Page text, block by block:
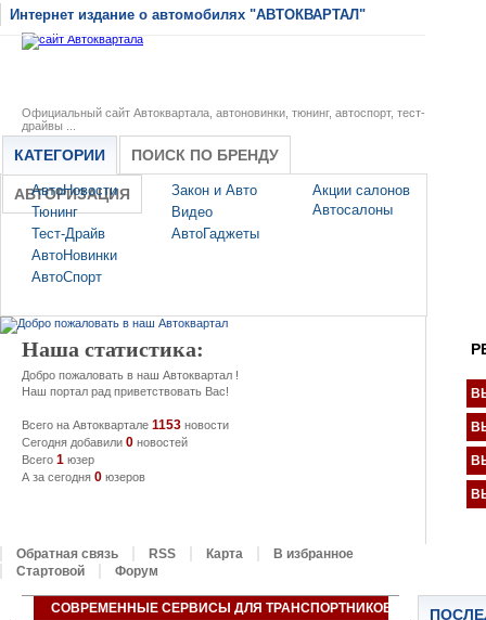
Интернет издание о автомобилях "АВТОКВАРТАЛ"
Официальный сайт Автоквартала, автоновинки, тюнинг, автоспорт, тест-
драйвы ...
КАТЕГОРИИ
АвтоНовости
Тюнинг
Тест-Драйв
АвтоНовинки
АвтоСпорт
Закон и Авто
Видео
АвтоГаджеты
Акции салонов
Автосалоны
ПОИСК ПО БРЕНДУ
АВТОРИЗАЦИЯ
Наша статистика:
Добро пожаловать в наш Автоквартал !
Наш портал рад приветствовать Вас!
Всего на Автоквартале 1153 новости
Сегодня добавили 0 новостей
Всего 1 юзер
А за сегодня 0 юзеров
Обратная связь RSS Карта
В избранное
Стартовой
Форум
СОВРЕМЕННЫЕ СЕРВИСЫ ДЛЯ ТРАНСПОРТНИКОВ ОТ